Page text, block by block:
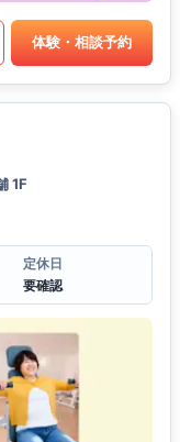
体験・相談予約
1F
定休日
要確認